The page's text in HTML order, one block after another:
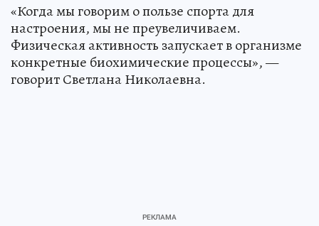
«Когда мы говорим о пользе спорта для
настроения, мы не преувеличиваем.
Физическая активность запускает в организме
конкретные биохимические процессы», —
говорит Светлана Николаевна.